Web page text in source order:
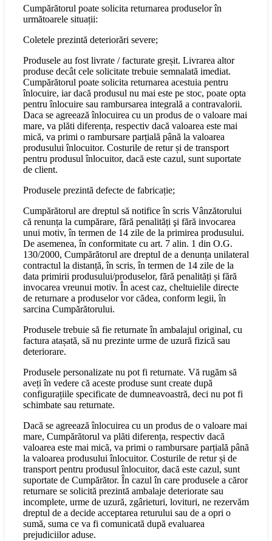
Cumpărătorul poate solicita returnarea produselor în
următoarele situații:
Coletele prezintă deteriorări severe;
Produsele au fost livrate / facturate greșit. Livrarea altor
produse decât cele solicitate trebuie semnalată imediat.
Cumpărătorul poate solicita returnarea acestuia pentru
înlocuire, iar dacă produsul nu mai este pe stoc, poate opta
pentru înlocuire sau rambursarea integrală a contravalorii.
Daca se agreează înlocuirea cu un produs de o valoare mai
mare, va plăti diferența, respectiv dacă valoarea este mai
mică, va primi o rambursare parțială până la valoarea
produsului înlocuitor. Costurile de retur și de transport
pentru produsul înlocuitor, dacă este cazul, sunt suportate
de client.
Produsele prezintă defecte de fabricație;
Cumpărătorul are dreptul să notifice în scris Vânzătorului
că renunța la cumpărare, fără penalități şi fără invocarea
unui motiv, în termen de 14 zile de la primirea produsului.
De asemenea, în conformitate cu art. 7 alin. 1 din O.G.
130/2000, Cumpărătorul are dreptul de a denunța unilateral
contractul la distanță, în scris, în termen de 14 zile de la
data primirii produsului/produselor, fără penalități și fără
invocarea vreunui motiv. În acest caz, cheltuielile directe
de returnare a produselor vor cădea, conform legii, în
sarcina Cumpărătorului.
Produsele trebuie să fie returnate în ambalajul original, cu
factura atașată, să nu prezinte urme de uzură fizică sau
deteriorare.
Produsele personalizate nu pot fi returnate. Vă rugăm să
aveți în vedere că aceste produse sunt create după
configurațiile specificate de dumneavoastră, deci nu pot fi
schimbate sau returnate.
Dacă se agreează înlocuirea cu un produs de o valoare mai
mare, Cumpărătorul va plăti diferența, respectiv dacă
valoarea este mai mică, va primi o rambursare parțială până
la valoarea produsului înlocuitor. Costurile de retur și de
transport pentru produsul înlocuitor, dacă este cazul, sunt
suportate de Cumpărător. În cazul în care produsele a căror
returnare se solicită prezintă ambalaje deteriorate sau
incomplete, urme de uzură, zgârieturi, lovituri, ne rezervăm
dreptul de a decide acceptarea returului sau de a opri o
sumă, suma ce va fi comunicată după evaluarea
prejudiciilor aduse.